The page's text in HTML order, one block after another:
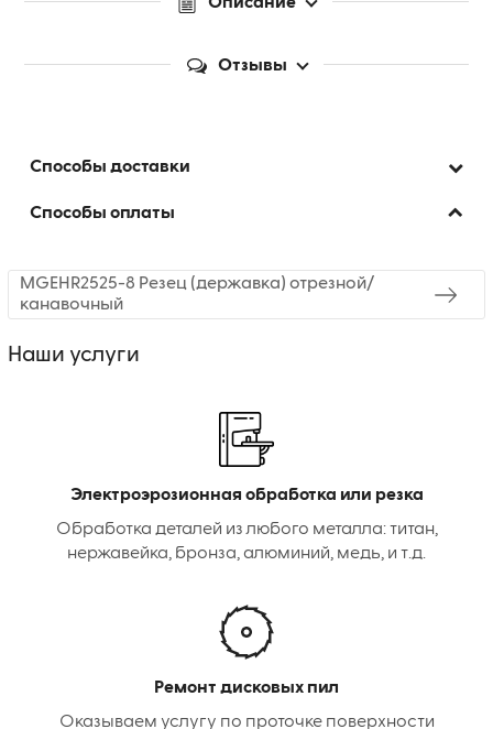
Отзывы
Способы доставки
Способы оплаты
MGEHR2525-8 Резец (державка) отрезной/
канавочный
Наши услуги
Электроэрозионная обработка или резка
Обработка деталей из любого металла: титан,
нержавейка, бронза, алюминий, медь, и т.д.
Ремонт дисковых пил
Оказываем услугу по проточке поверхности